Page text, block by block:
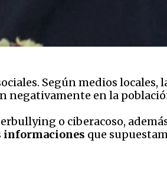
Según medios locales,
negativamente en la
o ciberacoso,
informaciones que